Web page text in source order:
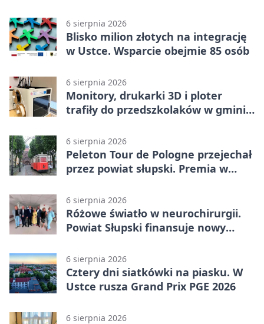
6 sierpnia 2026
Blisko milion złotych na integrację
w Ustce. Wsparcie obejmie 85 osób
6 sierpnia 2026
Monitory, drukarki 3D i ploter
trafiły do przedszkolaków w gminie
6 sierpnia 2026
Peleton Tour de Pologne przejechał
przez powiat słupski. Premia w
6 sierpnia 2026
Różowe światło w neurochirurgii.
Powiat Słupski finansuje nowy
6 sierpnia 2026
Cztery dni siatkówki na piasku. W
Ustce rusza Grand Prix PGE 2026
6 sierpnia 2026